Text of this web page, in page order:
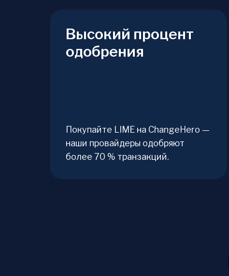
Высокий процент
одобрения
Покупайте LIME на ChangeHero —
наши провайдеры одобряют
более 70 % транзакций.